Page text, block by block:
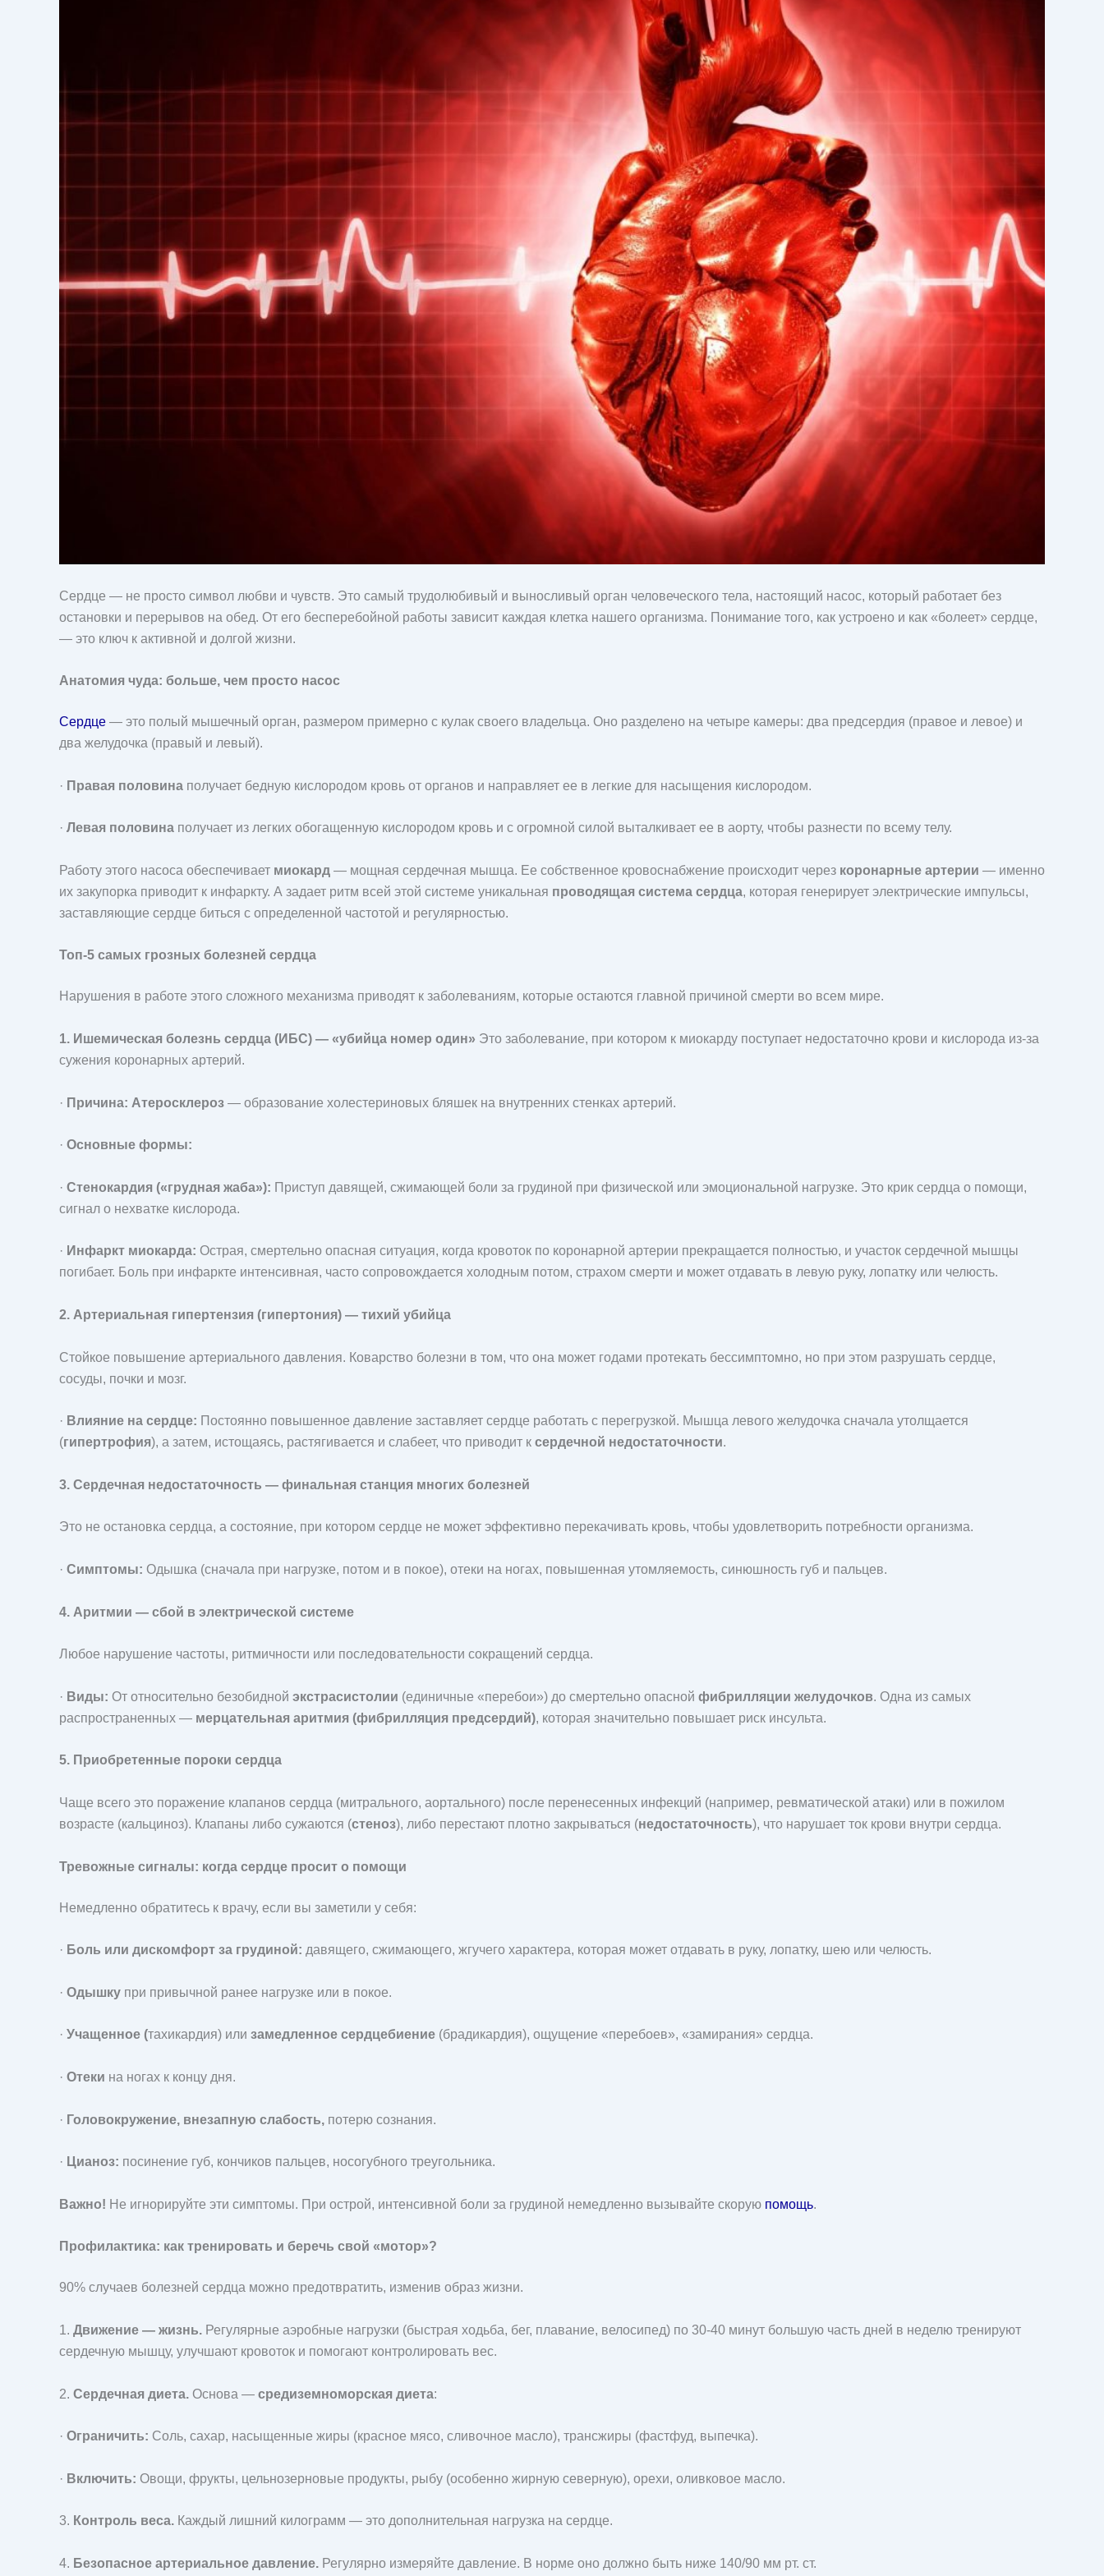
Сердце — не просто символ любви и чувств. Это самый трудолюбивый и выносливый орган человеческого тела, настоящий насос, который работает без
остановки и перерывов на обед. От его бесперебойной работы зависит каждая клетка нашего организма. Понимание того, как устроено и как «болеет» сердце,
— это ключ к активной и долгой жизни.
Анатомия чуда: больше, чем просто насос
Сердце — это полый мышечный орган, размером примерно с кулак своего владельца. Оно разделено на четыре камеры: два предсердия (правое и левое) и
два желудочка (правый и левый).
· Правая половина получает бедную кислородом кровь от органов и направляет ее в легкие для насыщения кислородом.
· Левая половина получает из легких обогащенную кислородом кровь и с огромной силой выталкивает ее в аорту, чтобы разнести по всему телу.
Работу этого насоса обеспечивает миокард — мощная сердечная мышца. Ее собственное кровоснабжение происходит через коронарные артерии — именно
их закупорка приводит к инфаркту. А задает ритм всей этой системе уникальная проводящая система сердца, которая генерирует электрические импульсы,
заставляющие сердце биться с определенной частотой и регулярностью.
Топ-5 самых грозных болезней сердца
Нарушения в работе этого сложного механизма приводят к заболеваниям, которые остаются главной причиной смерти во всем мире.
1. Ишемическая болезнь сердца (ИБС) — «убийца номер один» Это заболевание, при котором к миокарду поступает недостаточно крови и кислорода из-за
сужения коронарных артерий.
· Причина: Атеросклероз — образование холестериновых бляшек на внутренних стенках артерий.
· Основные формы:
· Стенокардия («грудная жаба»): Приступ давящей, сжимающей боли за грудиной при физической или эмоциональной нагрузке. Это крик сердца о помощи,
сигнал о нехватке кислорода.
· Инфаркт миокарда: Острая, смертельно опасная ситуация, когда кровоток по коронарной артерии прекращается полностью, и участок сердечной мышцы
погибает. Боль при инфаркте интенсивная, часто сопровождается холодным потом, страхом смерти и может отдавать в левую руку, лопатку или челюсть.
2. Артериальная гипертензия (гипертония) — тихий убийца
Стойкое повышение артериального давления. Коварство болезни в том, что она может годами протекать бессимптомно, но при этом разрушать сердце,
сосуды, почки и мозг.
· Влияние на сердце: Постоянно повышенное давление заставляет сердце работать с перегрузкой. Мышца левого желудочка сначала утолщается
(гипертрофия), а затем, истощаясь, растягивается и слабеет, что приводит к сердечной недостаточности.
3. Сердечная недостаточность — финальная станция многих болезней
Это не остановка сердца, а состояние, при котором сердце не может эффективно перекачивать кровь, чтобы удовлетворить потребности организма.
· Симптомы: Одышка (сначала при нагрузке, потом и в покое), отеки на ногах, повышенная утомляемость, синюшность губ и пальцев.
4. Аритмии — сбой в электрической системе
Любое нарушение частоты, ритмичности или последовательности сокращений сердца.
· Виды: От относительно безобидной экстрасистолии (единичные «перебои») до смертельно опасной фибрилляции желудочков. Одна из самых
распространенных — мерцательная аритмия (фибрилляция предсердий), которая значительно повышает риск инсульта.
5. Приобретенные пороки сердца
Чаще всего это поражение клапанов сердца (митрального, аортального) после перенесенных инфекций (например, ревматической атаки) или в пожилом
возрасте (кальциноз). Клапаны либо сужаются (стеноз), либо перестают плотно закрываться (недостаточность), что нарушает ток крови внутри сердца.
Тревожные сигналы: когда сердце просит о помощи
Немедленно обратитесь к врачу, если вы заметили у себя:
· Боль или дискомфорт за грудиной: давящего, сжимающего, жгучего характера, которая может отдавать в руку, лопатку, шею или челюсть.
· Одышку при привычной ранее нагрузке или в покое.
· Учащенное (тахикардия) или замедленное сердцебиение (брадикардия), ощущение «перебоев», «замирания» сердца.
· Отеки на ногах к концу дня.
· Головокружение, внезапную слабость, потерю сознания.
· Цианоз: посинение губ, кончиков пальцев, носогубного треугольника.
Важно! Не игнорируйте эти симптомы. При острой, интенсивной боли за грудиной немедленно вызывайте скорую помощь.
Профилактика: как тренировать и беречь свой «мотор»?
90% случаев болезней сердца можно предотвратить, изменив образ жизни.
1. Движение — жизнь. Регулярные аэробные нагрузки (быстрая ходьба, бег, плавание, велосипед) по 30-40 минут большую часть дней в неделю тренируют
сердечную мышцу, улучшают кровоток и помогают контролировать вес.
2. Сердечная диета. Основа — средиземноморская диета:
· Ограничить: Соль, сахар, насыщенные жиры (красное мясо, сливочное масло), трансжиры (фастфуд, выпечка).
· Включить: Овощи, фрукты, цельнозерновые продукты, рыбу (особенно жирную северную), орехи, оливковое масло.
3. Контроль веса. Каждый лишний килограмм — это дополнительная нагрузка на сердце.
4. Безопасное артериальное давление. Регулярно измеряйте давление. В норме оно должно быть ниже 140/90 мм рт. ст.